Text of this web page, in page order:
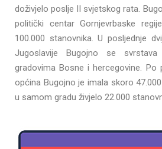
doživjelo poslje II svjetskog rata.
politički centar Gornjevrbaske
100.000 stanovnika. U posljednje
Jugoslavije Bugojno se svrstava
gradovima Bosne i hercegovine. Po
općina Bugojno je imala skoro
u samom gradu živjelo 22.000